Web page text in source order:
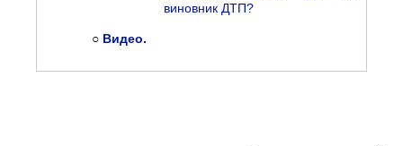
виновник ДТП?
○ Видео.